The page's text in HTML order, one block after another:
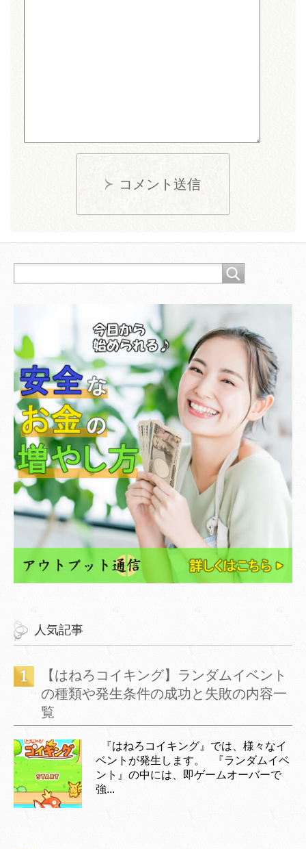
コメント送信
人気記事
【はねろコイキング】ランダムイベント
の種類や発生条件の成功と失敗の内容一
覧
『はねろコイキング』では、様々なイ
ベントが発生します。 『ランダムイベ
ント』の中には、即ゲームオーバーで
強...